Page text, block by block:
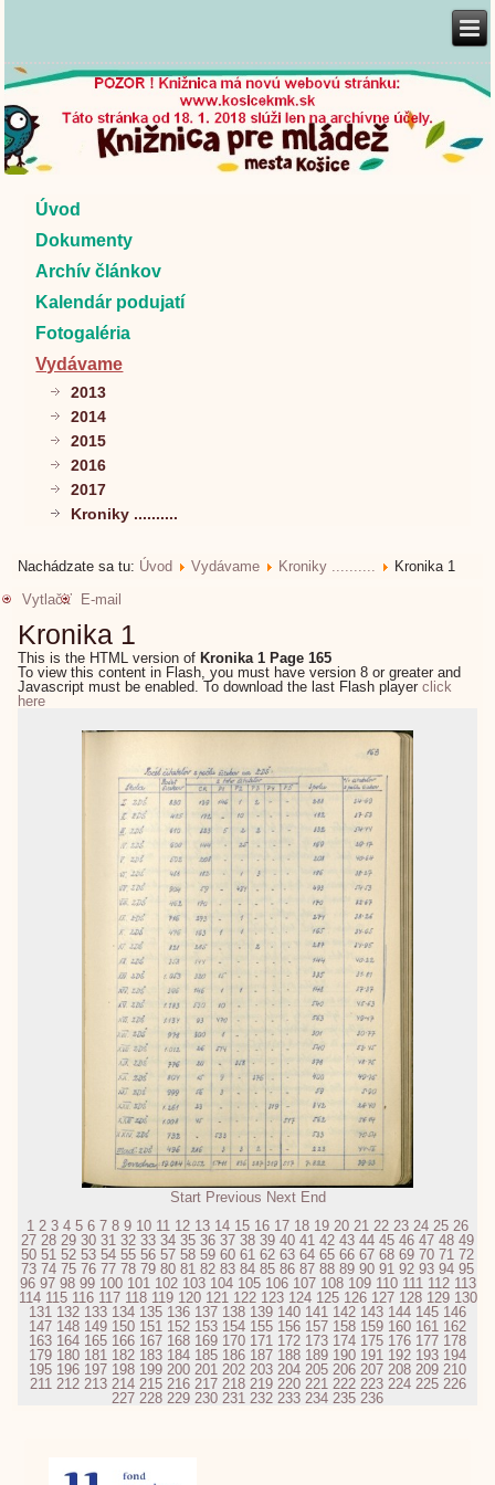
Úvod
Dokumenty
Archív článkov
Kalendár podujatí
Fotogaléria
Vydávame
2013
2014
2015
2016
2017
Kroniky ..........
Nachádzate sa tu: Úvod Vydávame Kroniky ..........
Kronika 1
Vytlačiť
E-mail
Kronika 1
This is the HTML version of Kronika 1 Page 165
To view this content in Flash, you must have version 8 or greater and
Javascript must be enabled. To download the last Flash playerclick
here
Start Previous Next End
1 2 3 4 5 6 7 8 9 10 11 12 13 14 15 16 17 18 19 20 21 22 23 24 25 26
27 28 29 30 31 32 33 34 35 36 37 38 39 40 41 42 43 44 45 46 47 48 49
50 51 52 53 54 55 56 57 58 59 60 61 62 63 64 65 66 67 68 69 70 71 72
73 74 75 76 77 78 79 80 81 82 83 84 85 86 87 88 89 90 91 92 93 94 95
96 97 98 99 100 101 102 103 104 105 106 107 108 109 110 111 112 113
114 115 116 117 118 119 120 121 122 123 124 125 126 127 128 129 130
131 132 133 134 135 136 137 138 139 140 141 142 143 144 145 146
147 148 149 150 151 152 153 154 155 156 157 158 159 160 161 162
163 164 165 166 167 168 169 170 171 172 173 174 175 176 177 178
179 180 181 182 183 184 185 186 187 188 189 190 191 192 193 194
195 196 197 198 199 200 201 202 203 204 205 206 207 208 209 210
211 212 213 214 215 216 217 218 219 220 221 222 223 224 225 226
227 228 229 230 231 232 233 234 235 236